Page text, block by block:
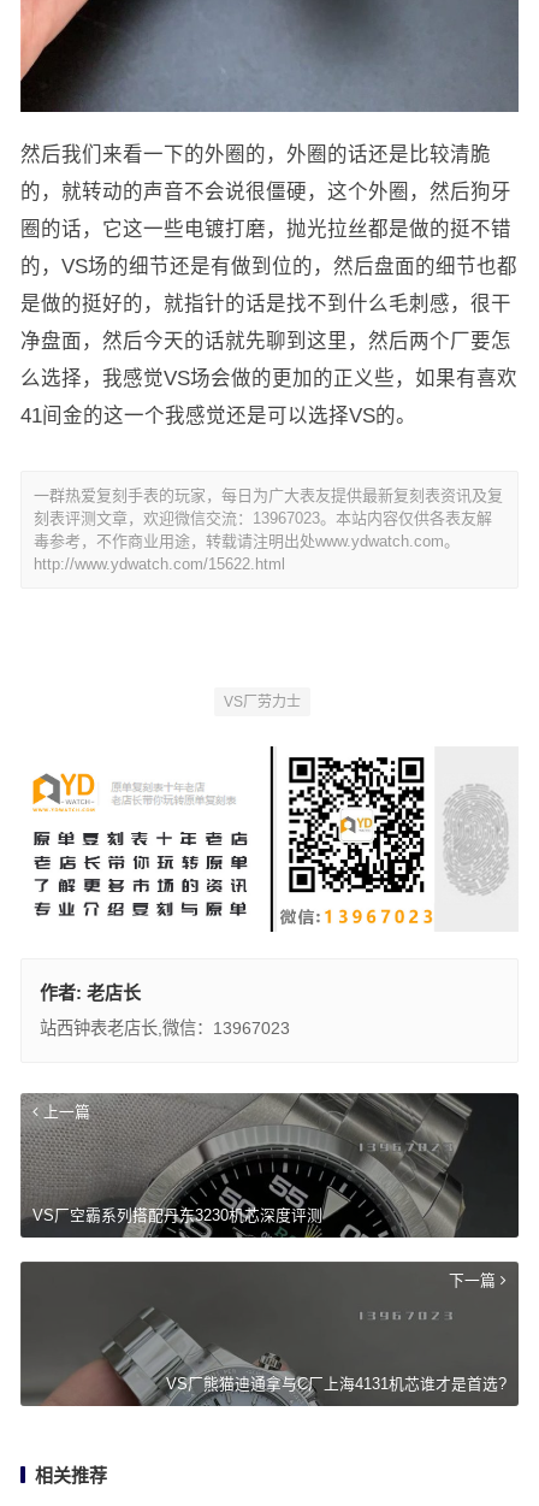
然后我们来看一下的外圈的，外圈的话还是比较清脆
的，就转动的声音不会说很僵硬，这个外圈，然后狗牙
圈的话，它这一些电镀打磨，抛光拉丝都是做的挺不错
的，VS场的细节还是有做到位的，然后盘面的细节也都
是做的挺好的，就指针的话是找不到什么毛刺感，很干
净盘面，然后今天的话就先聊到这里，然后两个厂要怎
么选择，我感觉VS场会做的更加的正义些，如果有喜欢
41间金的这一个我感觉还是可以选择VS的。
一群热爱复刻手表的玩家，每日为广大表友提供最新复刻表资讯及复
刻表评测文章，欢迎微信交流：13967023。本站内容仅供各表友解
毒参考，不作商业用途，转载请注明出处www.ydwatch.com。
http://www.ydwatch.com/15622.html
VS厂劳力士
作者: 老店长
站西钟表老店长,微信：13967023
上一篇
VS厂空霸系列搭配丹东3230机芯深度评测
下一篇
VS厂熊猫迪通拿与C厂上海4131机芯谁才是首选?
相关推荐